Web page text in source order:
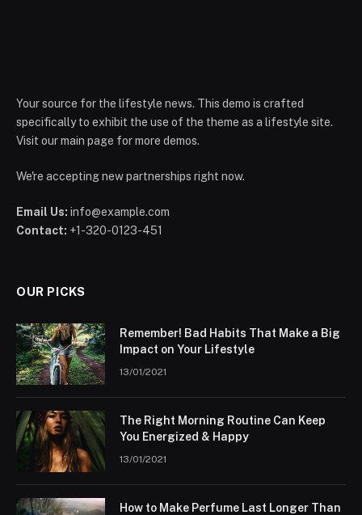
Your source for the lifestyle news. This demo is crafted
specifically to exhibit the use of the theme as a lifestyle site.
Visit our main page for more demos.
We're accepting new partnerships right now.
Email Us: info@example.com
Contact: +1-320-0123-451
OUR PICKS
Remember! Bad Habits That Make a Big
Impact on Your Lifestyle
13/01/2021
The Right Morning Routine Can Keep
You Energized & Happy
13/01/2021
How to Make Perfume Last Longer Than